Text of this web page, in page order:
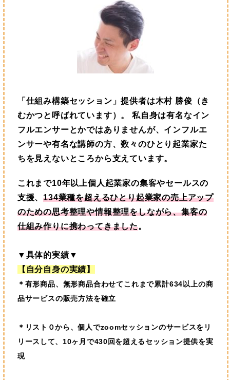
「仕組み構築セッション」提供者は木村 勝俊（き
むかつと呼ばれています）。
私自身は有名なイン
フルエンサーとかではありませんが、インフルエ
ンサーや有名な講師の方、数々のひとり起業家た
ちを見えないところから支えています。
これまで10年以上個人起業家の集客やセールスの
支援、134業種を超えるひとり起業家の売上アップ
のための思考整理や情報整理をしながら、集客の
仕組み作りに携わってきました。
▼具体的実績▼
【自分自身の実績】
＊有形商品、無形商品合わせてこれまで累計634以上の商
品サービスの販売方法を確立
＊ リスト０から、個人でzoomセッションのサービスをリ
リースして、10ヶ月で430回を超えるセッション提供を実
現